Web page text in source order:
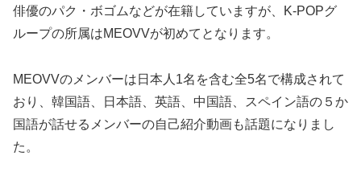
俳優のパク・ボゴムなどが在籍していますが、K-POPグ
ループの所属はMEOVVが初めてとなります。
MEOVVのメンバーは日本人1名を含む全5名で構成されて
おり、韓国語、日本語、英語、中国語、スペイン語の５か
国語が話せるメンバーの自己紹介動画も話題になりまし
た。